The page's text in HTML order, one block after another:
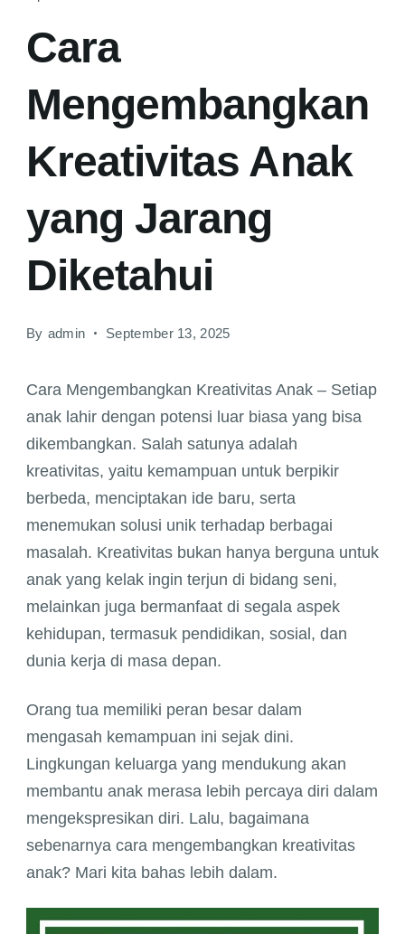
Cara
Mengembangkan
Kreativitas Anak
yang Jarang
Diketahui
By admin September 13, 2025
Cara Mengembangkan Kreativitas Anak – Setiap
anak lahir dengan potensi luar biasa yang bisa
dikembangkan. Salah satunya adalah
kreativitas, yaitu kemampuan untuk berpikir
berbeda, menciptakan ide baru, serta
menemukan solusi unik terhadap berbagai
masalah. Kreativitas bukan hanya berguna untuk
anak yang kelak ingin terjun di bidang seni,
melainkan juga bermanfaat di segala aspek
kehidupan, termasuk pendidikan, sosial, dan
dunia kerja di masa depan.
Orang tua memiliki peran besar dalam
mengasah kemampuan ini sejak dini.
Lingkungan keluarga yang mendukung akan
membantu anak merasa lebih percaya diri dalam
mengekspresikan diri. Lalu, bagaimana
sebenarnya cara mengembangkan kreativitas
anak? Mari kita bahas lebih dalam.